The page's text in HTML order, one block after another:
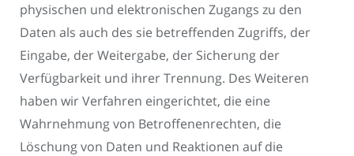
physischen und elektronischen Zugangs zu den
Daten als auch des sie betreffenden Zugriffs, der
Eingabe, der Weitergabe, der Sicherung der
Verfügbarkeit und ihrer Trennung. Des Weiteren
haben wir Verfahren eingerichtet, die eine
Wahrnehmung von Betroffenenrechten, die
Löschung von Daten und Reaktionen auf die